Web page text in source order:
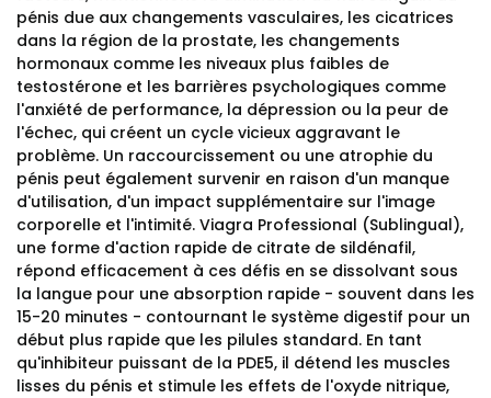
pénis due aux changements vasculaires, les cicatrices
dans la région de la prostate, les changements
hormonaux comme les niveaux plus faibles de
testostérone et les barrières psychologiques comme
l'anxiété de performance, la dépression ou la peur de
l'échec, qui créent un cycle vicieux aggravant le
problème. Un raccourcissement ou une atrophie du
pénis peut également survenir en raison d'un manque
d'utilisation, d'un impact supplémentaire sur l'image
corporelle et l'intimité. Viagra Professional (Sublingual),
une forme d'action rapide de citrate de sildénafil,
répond efficacement à ces défis en se dissolvant sous
la langue pour une absorption rapide - souvent dans les
15-20 minutes - contournant le système digestif pour un
début plus rapide que les pilules standard. En tant
qu'inhibiteur puissant de la PDE5, il détend les muscles
lisses du pénis et stimule les effets de l'oxyde nitrique,